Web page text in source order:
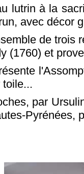
lutrin à la
avec décor
de trois
(1760) et
toile...
par
Pyrénées,